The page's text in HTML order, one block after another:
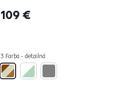
109 €
3 Farba - detailná